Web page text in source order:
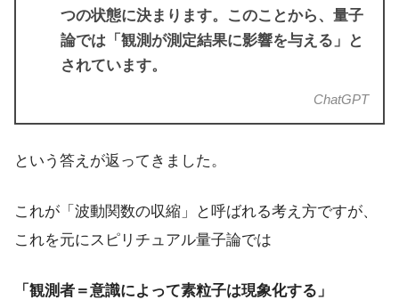
つの状態に決まります。このことから、量子
論では「観測が測定結果に影響を与える」と
されています。
ChatGPT
という答えが返ってきました。
これが「波動関数の収縮」と呼ばれる考え方ですが、
これを元にスピリチュアル量子論では
「観測者＝意識によって素粒子は現象化する」